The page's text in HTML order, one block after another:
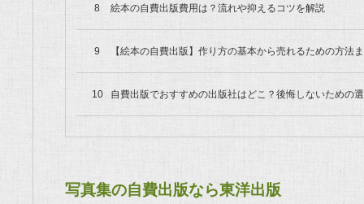
絵本の自費出版費用は？流れや抑えるコツを解説
【絵本の自費出版】作り方の基本から売れるための方法
自費出版でおすすめの出版社はどこ？後悔しないための
写真集の自費出版なら東洋出版